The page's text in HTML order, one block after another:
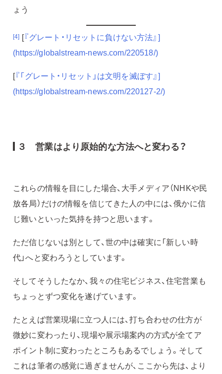
ょう
[4] [『グレート・リセットに負けない方法』]
(https://globalstream-news.com/220518/)
[『「グレート・リセット」は文明を滅ぼす』]
(https://globalstream-news.com/220127-2/)
３ 営業はより原始的な方法へと変わる？
これらの情報を目にした場合、大手メディア（NHKや民
放各局）だけの情報を信じてきた人の中には、俄かに信
じ難いといった気持を持つと思います。
ただ信じないは別として、世の中は確実に「新しい時
代」へと変わろうとしています。
そしてそうしたなか、我々の住宅ビジネス、住宅営業も
ちょっとずつ変化を遂げています。
たとえば営業現場に立つ人には、打ち合わせの仕方が
微妙に変わったり、現場や展示場案内の方式が全てア
ポイント制に変わったところもあるでしょう。そして
これは筆者の感覚に過ぎませんが、ここから先は、より